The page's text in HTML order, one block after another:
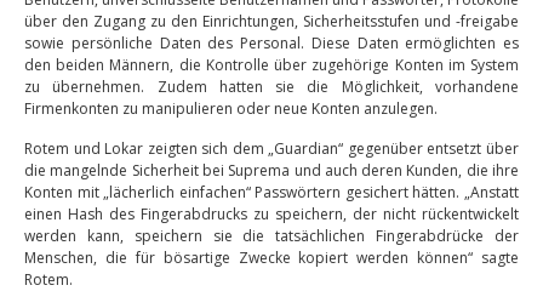
über den Zugang zu den Einrichtungen, Sicherheitsstufen und -freigabe
sowie persönliche Daten des Personal. Diese Daten ermöglichten es
den beiden Männern, die Kontrolle über zugehörige Konten im System
zu übernehmen. Zudem hatten sie die Möglichkeit, vorhandene
Firmenkonten zu manipulieren oder neue Konten anzulegen.
Rotem und Lokar zeigten sich dem „Guardian“ gegenüber entsetzt über
die mangelnde Sicherheit bei Suprema und auch deren Kunden, die ihre
Konten mit „lächerlich einfachen“ Passwörtern gesichert hätten. „Anstatt
einen Hash des Fingerabdrucks zu speichern, der nicht rückentwickelt
werden kann, speichern sie die tatsächlichen Fingerabdrücke der
Menschen, die für bösartige Zwecke kopiert werden können“ sagte
Rotem.